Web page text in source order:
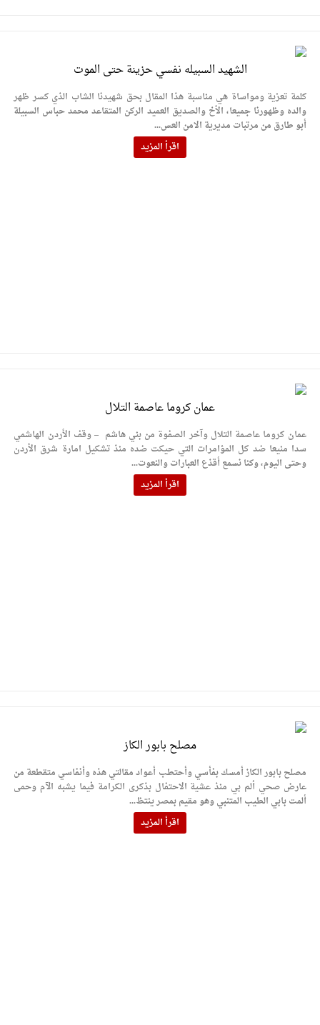
الشهيد السبيله نفسي حزينة حتى الموت
كلمة تعزية ومواساة هي مناسبة هذا المقال بحق شهيدنا الشاب الذي كسر ظهر
والده وظهورنا جميعا، الأخ والصديق العميد الركن المتقاعد محمد حباس السبيلة
أبو طارق من مرتبات مديرية الامن العس...
اقرأ المزيد
عمان كروما عاصمة التلال
عمان كروما عاصمة التلال وآخر الصفوة من بني هاشم – وقف الأردن الهاشمي
سدا منيعا ضد كل المؤامرات التي حيكت ضده منذ تشكيل امارة شرق الأردن
وحتى اليوم، وكنا نسمع أقذع العبارات والنعوت...
اقرأ المزيد
مصلح بابور الكاز
مصلح بابور الكاز أمسك بفأسي وأحتطب أعواد مقالتي هذه وأنفاسي متقطعة من
عارض صحي ألم بي منذ عشية الاحتفال بذكرى الكرامة فيما يشبه الآم وحمى
ألمت بابي الطيب المتنبي وهو مقيم بمصر ينتظ...
اقرأ المزيد